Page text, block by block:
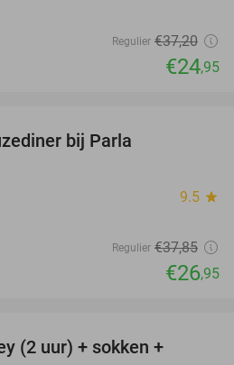
Regulier €37,20
€24,95
bij Parla
9.5 star
Regulier €37,85
€26,95
(2 uur) + sokken +